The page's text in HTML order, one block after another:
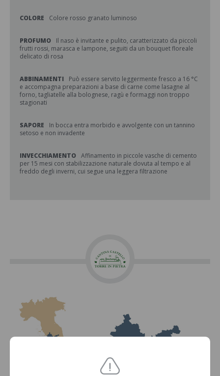
COLORE Colore rosso granato luminoso
PROFUMO
Il naso è invitante e pulito, caratterizzato da piccoli
frutti rossi, marasca e lampone, seguiti da un bouquet floreale
delicato di rosa
ABBINAMENTI
Può essere servito leggermente fresco a 16 °C
e accompagna preparazioni a base di carne come lasagne al
forno, tagliatelle alla bolognese, ragù e formaggi non troppo
stagionati
SAPORE
In bocca entra morbido e avvolgente con un tannino
setoso e non invadente
INVECCHIAMENTO Affinamento in piccole vasche di cemento
per 15 mesi con stabilizzazione naturale dovuta al tempo e al
freddo degli inverni, cui segue una leggera filtrazione